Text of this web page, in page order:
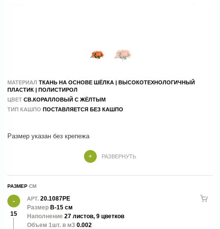
МАТЕРИАЛ ТКАНЬ НА ОСНОВЕ ШЁЛКА | ВЫСОКОТЕХНОЛОГИЧНЫЙ
ПЛАСТИК | ПОЛИСТИРОЛ
ЦВЕТ СВ.КОРАЛЛОВЫЙ С ЖЁЛТЫМ
ТИП КАШПО ПОСТАВЛЯЕТСЯ БЕЗ КАШПО
Размер указан без крепежа
РАЗВЕРНУТЬ
РАЗМЕР
15
АРТ. 20.1087PE
Размер В-15 см
Наполнение 27 листов, 9 цветков
Объем 1шт. в м3 0.002